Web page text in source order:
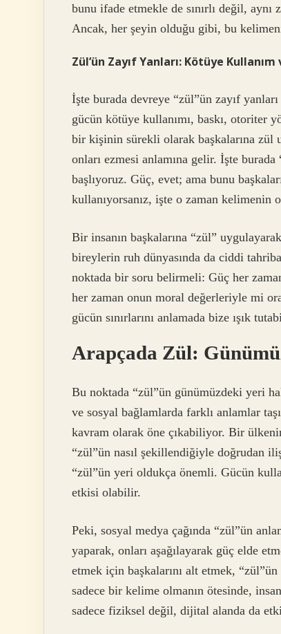
bunu ifade etmekle de sınırlı değil,
Ancak, her şeyin olduğu gibi, bu
Zül’ün Zayıf Yanları: Kötüye Kullanım
İşte burada devreye “zül”ün zayıf
gücün kötüye kullanımı, baskı, otoriter
bir kişinin sürekli olarak başkalarına zül
onları ezmesi anlamına gelir. İşte
başlıyoruz. Güç, evet; ama bunu
kullanıyorsanız, işte o zaman kelimenin
Bir insanın başkalarına “zül”
bireylerin ruh dünyasında da ciddi
noktada bir soru belirmeli: Güç her
her zaman onun moral değerleriyle mi
gücün sınırlarını anlamada bize ışık
Arapçada Zül:
Bu noktada “zül”ün günümüzdeki yeri
ve sosyal bağlamlarda farklı anlamlar
kavram olarak öne çıkabiliyor. Bir
“zül”ün nasıl şekillendiğiyle doğrudan
“zül”ün yeri oldukça önemli. Gücün
etkisi olabilir.
Peki, sosyal medya çağında “zül”ün
yaparak, onları aşağılayarak güç elde
etmek için başkalarını alt etmek,
sadece bir kelime olmanın ötesinde,
sadece fiziksel değil, dijital alanda da